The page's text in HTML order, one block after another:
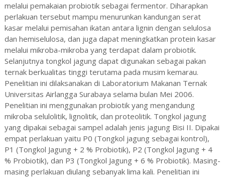
melalui pemakaian probiotik sebagai fermentor. Diharapkan
perlakuan tersebut mampu menurunkan kandungan serat
kasar melalui pemisahan ikatan antara lignin dengan selulosa
dan hemiselulosa, dan juga dapat meningkatkan protein kasar
melalui mikroba-mikroba yang terdapat dalam probiotik.
Selanjutnya tongkol jagung dapat digunakan sebagai pakan
ternak berkualitas tinggi terutama pada musim kemarau.
Penelitian ini dilaksanakan di Laboratorium Makanan Ternak
Universitas Airlangga Surabaya selama bulan Mei 2006.
Penelitian ini menggunakan probiotik yang mengandung
mikroba selulolitik, lignolitik, dan proteolitik. Tongkol jagung
yang dipakai sebagai sampel adalah jenis jagung Bisi II. Dipakai
empat perlakuan yaitu P0 (Tongkol jagung sebagai kontrol),
P1 (Tongkol Jagung + 2 % Probiotik), P2 (Tongkol Jagung + 4
% Probiotik), dan P3 (Tongkol Jagung + 6 % Probiotik). Masing-
masing perlakuan diulang sebanyak lima kali. Penelitian ini